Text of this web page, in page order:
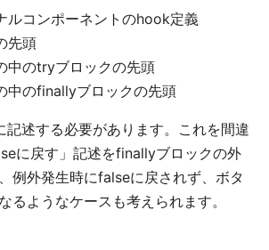
コンポーネントのhook定義
先頭
のtryブロックの先頭
のfinallyブロックの先頭
記述する必要があります。これを間違
に戻す」記述をfinallyブロックの外
例外発生時にfalseに戻されず、ボタ
るようなケースも考えられます。